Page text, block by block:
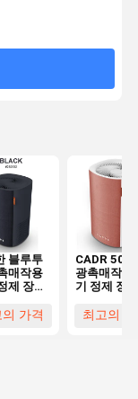
블루투
매작용
제 장치
화 장치
가격
CADR
광촉매작용
기 정제 장
공기 청정기
최고의